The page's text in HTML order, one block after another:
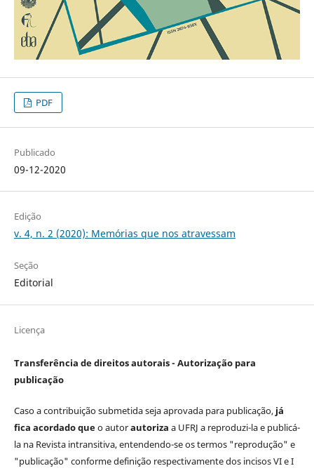
PDF
Publicado
09-12-2020
Edição
v. 4, n. 2 (2020): Memórias que nos atravessam
Seção
Editorial
Licença
Transferência de direitos autorais - Autorização para
publicação
Caso a contribuição submetida seja aprovada para publicação, já
fica acordado queo autorautoriza a UFRJ a reproduzi-la e publicá-
la na Revista intransitiva, entendendo-se os termos "reprodução" e
"publicação" conforme definição respectivamente dos incisos VI e I